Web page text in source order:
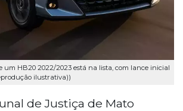
um HB20 2022/2023 está na lista, com lance inicial
ilustrativa))
de Justiça de Mato